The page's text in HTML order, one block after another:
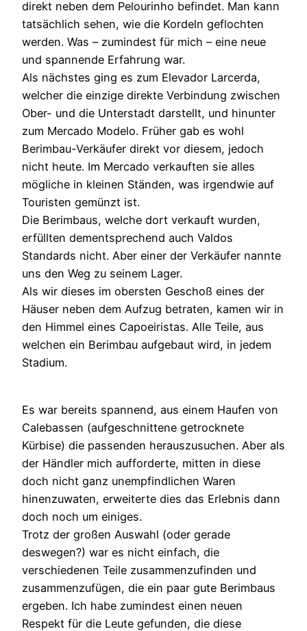
direkt neben dem Pelourinho befindet. Man kann
tatsächlich sehen, wie die Kordeln geflochten
werden. Was – zumindest für mich – eine neue
und spannende Erfahrung war.
Als nächstes ging es zum Elevador Larcerda,
welcher die einzige direkte Verbindung zwischen
Ober- und die Unterstadt darstellt, und hinunter
zum Mercado Modelo. Früher gab es wohl
Berimbau-Verkäufer direkt vor diesem, jedoch
nicht heute. Im Mercado verkauften sie alles
mögliche in kleinen Ständen, was irgendwie auf
Touristen gemünzt ist.
Die Berimbaus, welche dort verkauft wurden,
erfüllten dementsprechend auch Valdos
Standards nicht. Aber einer der Verkäufer nannte
uns den Weg zu seinem Lager.
Als wir dieses im obersten Geschoß eines der
Häuser neben dem Aufzug betraten, kamen wir in
den Himmel eines Capoeiristas. Alle Teile, aus
welchen ein Berimbau aufgebaut wird, in jedem
Stadium.
Es war bereits spannend, aus einem Haufen von
Calebassen (aufgeschnittene getrocknete
Kürbise) die passenden herauszusuchen. Aber als
der Händler mich aufforderte, mitten in diese
doch nicht ganz unempfindlichen Waren
hinenzuwaten, erweiterte dies das Erlebnis dann
doch noch um einiges.
Trotz der großen Auswahl (oder gerade
deswegen?) war es nicht einfach, die
verschiedenen Teile zusammenzufinden und
zusammenzufügen, die ein paar gute Berimbaus
ergeben. Ich habe zumindest einen neuen
Respekt für die Leute gefunden, die diese